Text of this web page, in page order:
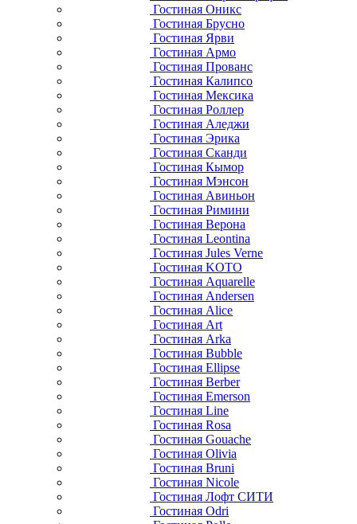
Гостиная Оникс
Гостиная Брусно
Гостиная Ярви
Гостиная Армо
Гостиная Прованс
Гостиная Калипсо
Гостиная Мексика
Гостиная Роллер
Гостиная Аледжи
Гостиная Эрика
Гостиная Сканди
Гостиная Кымор
Гостиная Мэнсон
Гостиная Авиньон
Гостиная Римини
Гостиная Верона
Гостиная Leontina
Гостиная Jules Verne
Гостиная KOTO
Гостиная Aquarelle
Гостиная Andersen
Гостиная Alice
Гостиная Art
Гостиная Arka
Гостиная Bubble
Гостиная Ellipse
Гостиная Berber
Гостиная Emerson
Гостиная Line
Гостиная Rosa
Гостиная Gouache
Гостиная Olivia
Гостиная Bruni
Гостиная Nicole
Гостиная Лофт СИТИ
Гостиная Odri